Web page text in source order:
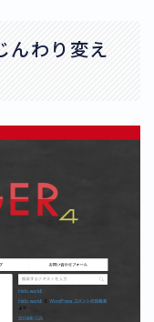
んわり変え